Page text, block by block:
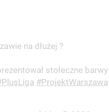
na dłużej ?
stołeczne barwy
#ProjektWarszawa